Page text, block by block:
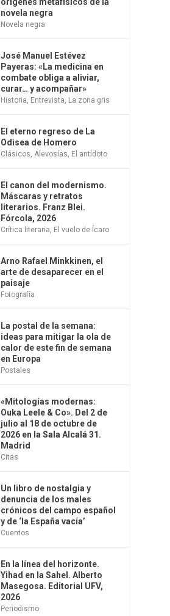
novela negra
Novela negra
José Manuel Estévez
Payeras: «La medicina en
combate obliga a aliviar,
curar… y acompañar»
Historia Entrevista La zona gris
El eterno regreso de La
Odisea de Homero
Clásicos Alevosías El antídoto
El canon del modernismo.
Máscaras y retratos
literarios. Franz Blei.
Fórcola, 2026
Crítica literaria El vuelo de Ícaro
Arno Rafael Minkkinen, el
arte de desaparecer en el
paisaje
Fotografía
La postal de la semana:
ideas para mitigar la ola de
calor de este fin de semana
en Europa
Postales
«Mitologías modernas:
Ouka Leele & Co». Del 2 de
julio al 18 de octubre de
2026 en la Sala Alcalá 31.
Madrid
Citas
Un libro de nostalgia y
denuncia de los males
crónicos del campo español
y de ‘la España vacía’
Cuentos
En la línea del horizonte.
Yihad en la Sahel. Alberto
Masegosa. Editorial UFV,
2026
Periodismo